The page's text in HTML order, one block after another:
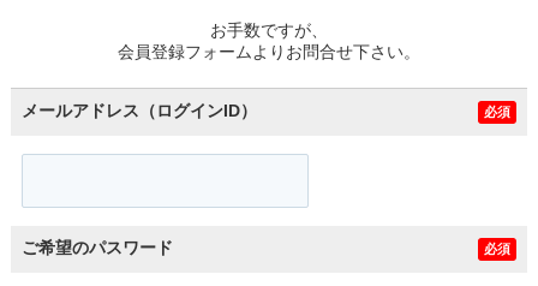
お手数ですが、
会員登録フォームよりお問合せ下さい。
メールアドレス（ログインID） 必須
ご希望のパスワード 必須